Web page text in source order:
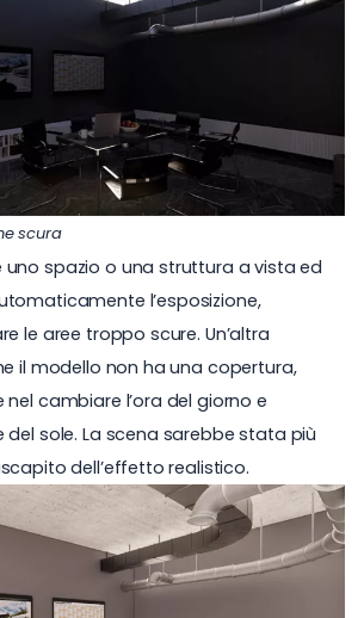
scura
spazio o una struttura a vista ed
l’esposizione,
le aree troppo scure. Un’altra
il modello non ha una copertura,
cambiare l’ora del giorno e
sole. La scena sarebbe stata più
dell’effetto realistico.